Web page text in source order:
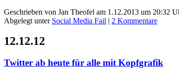
Geschrieben von Jan Theofel am 1.12.2013 um 20:32
Abgelegt unter Social Media Fail | 2 Kommentare
12.12.12
Twitter ab heute für alle mit Kopfgrafik